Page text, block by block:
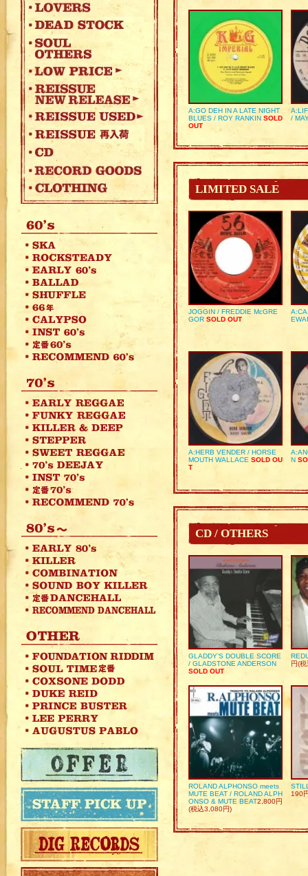
A:GO DEH IN A LATE NIGHT
BLUES / ROY RANKIN SOLD
OUT
/
LIMITED SALE
JOGGIN / FREDDIE McGRE
GOR SOLD OUT
A:HERB VENDER / HORSE
MOUTH WALLACE SOLD OU
T
N
CD / OTHERS
GLADDY’S DOUBLE SCORE
/ GLADSTONE ANDERSON
SOLD OUT
円(
ROLAND ALPHONSO meets
MUTE BEAT / ROLAND ALPH
ONSO & MUTE BEAT2,800円
(税込3,080円)
190